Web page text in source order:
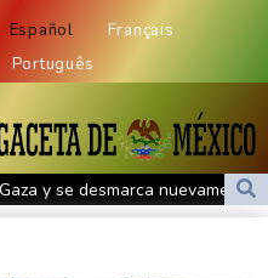
Español
Français
Português
y se desmarca nuevamente